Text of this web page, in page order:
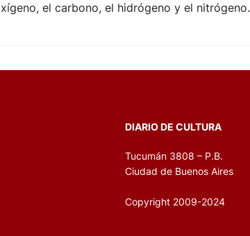
el carbono, el hidrógeno y el nitrógeno.
DIARIO DE CULTURA
Tucumán 3808 – P.B.
Ciudad de Buenos Aires
Copyright 2009-2024